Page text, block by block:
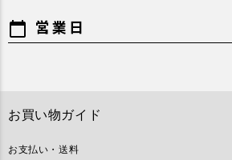
calendar_today 営業日
お買い物ガイド
お支払い・送料